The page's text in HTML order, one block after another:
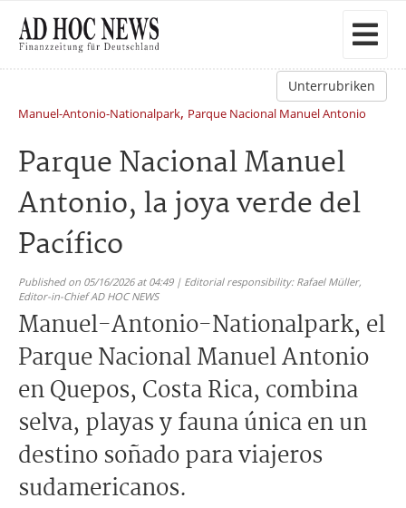
Unterrubriken
Manuel-Antonio-Nationalpark, Parque Nacional Manuel Antonio
Parque Nacional Manuel
Antonio, la joya verde del
Pacífico
Published on 05/16/2026 at 04:49 | Editorial responsibility: Rafael Müller,
Editor-in-Chief AD HOC NEWS
Manuel-Antonio-Nationalpark, el
Parque Nacional Manuel Antonio
en Quepos, Costa Rica, combina
selva, playas y fauna única en un
destino soñado para viajeros
sudamericanos.